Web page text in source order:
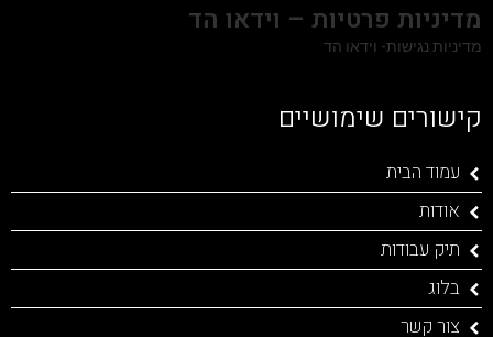
מדיניות פרטיות – וידאו הד
מדיניות נגישות- וידאו הד
קישורים שימושיים
עמוד הבית
אודות
תיק עבודות
בלוג
צור קשר